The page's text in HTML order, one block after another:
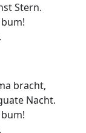
Stern.
bracht,
Nacht.